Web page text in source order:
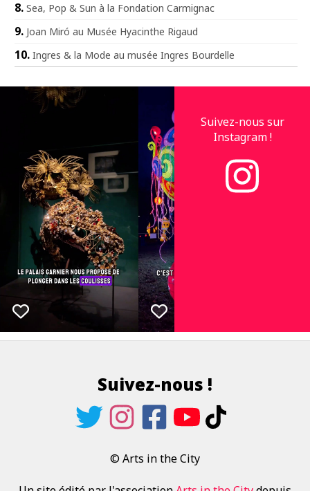
Sea, Pop & Sun à la Fondation Carmignac
Joan Miró au Musée Hyacinthe Rigaud
Ingres & la Mode au musée Ingres Bourdelle
Suivez-nous sur
Instagram !
Suivez-nous !
© Arts in the City